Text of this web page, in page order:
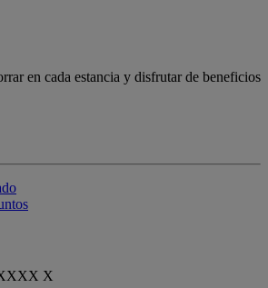
en cada estancia y disfrutar de beneficios
X